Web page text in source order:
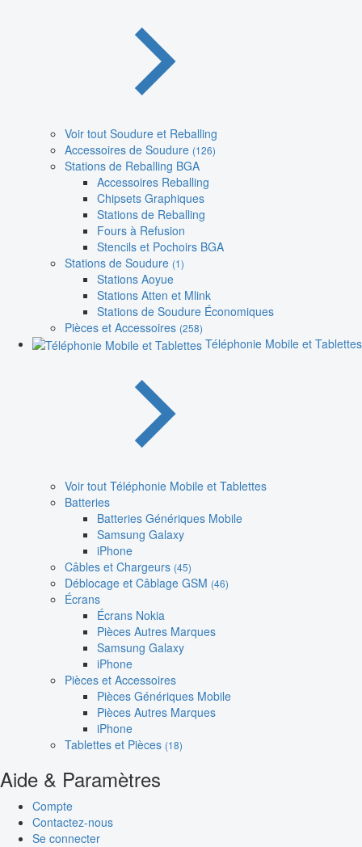
Voir tout Soudure et Reballing
Accessoires de Soudure (126)
Stations de Reballing BGA
Accessoires Reballing
Chipsets Graphiques
Stations de Reballing
Fours à Refusion
Stencils et Pochoirs BGA
Stations de Soudure (1)
Stations Aoyue
Stations Atten et Mlink
Stations de Soudure Économiques
Pièces et Accessoires (258)
Téléphonie Mobile et Tablettes
Voir tout Téléphonie Mobile et Tablettes
Batteries
Batteries Génériques Mobile
Samsung Galaxy
iPhone
Câbles et Chargeurs (45)
Déblocage et Câblage GSM (46)
Écrans
Écrans Nokia
Pièces Autres Marques
Samsung Galaxy
iPhone
Pièces et Accessoires
Pièces Génériques Mobile
Pièces Autres Marques
iPhone
Tablettes et Pièces (18)
Aide & Paramètres
Compte
Contactez-nous
Se connecter